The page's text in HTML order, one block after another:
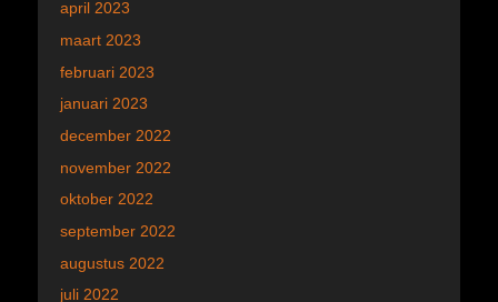
april 2023
maart 2023
februari 2023
januari 2023
december 2022
november 2022
oktober 2022
september 2022
augustus 2022
juli 2022